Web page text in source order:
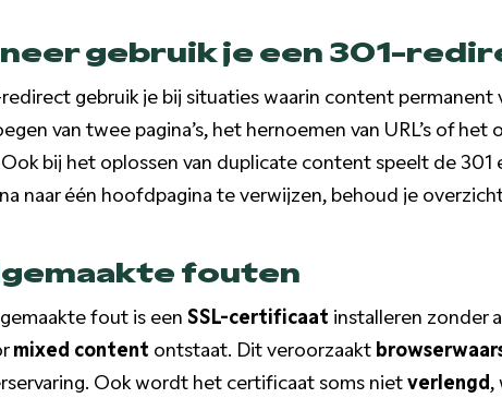
gebruik je een 301-
redirect gebruik je bij situaties waarin content
van twee pagina’s, het hernoemen van URL’s of
bij het oplossen van duplicate content speelt de 301
naar één hoofdpagina te verwijzen, behoud je
fouten
fout is een SSL-certificaat installeren zonder
mixed content ontstaat. Dit veroorzaakt
Ook wordt het certificaat soms nietverlengd,